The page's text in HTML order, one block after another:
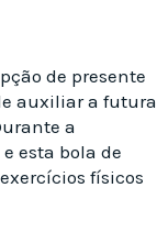
de presente
auxiliar a futura
a
esta bola de
físicos